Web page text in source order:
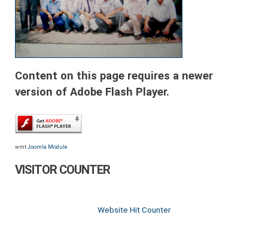
Content on this page requires a newer
version of Adobe Flash Player.
wmt Joomla Module
VISITOR COUNTER
Website Hit Counter